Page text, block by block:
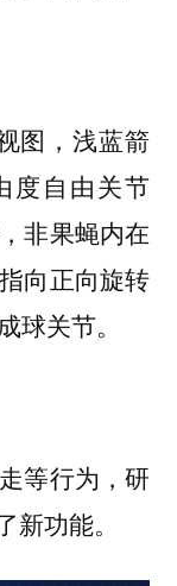
图，浅蓝箭
度自由关节
非果蝇内在
向正向旋转
球关节。
等行为，研
新功能。